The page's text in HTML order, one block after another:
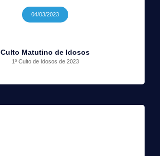
04/03/2023
Culto Matutino de Idosos
1º Culto de Idosos de 2023